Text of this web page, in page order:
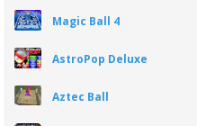
Magic Ball 4
AstroPop Deluxe
Aztec Ball